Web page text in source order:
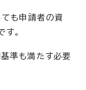
も申請者の資
。
準も満たす必要